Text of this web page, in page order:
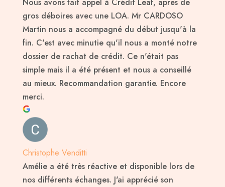
gros déboires avec une LOA. Mr CARDOSO
Martin nous a accompagné du début jusqu'à la
fin. C'est avec minutie qu'il nous a monté notre
dossier de rachat de crédit. Ce n'était pas
simple mais il a été présent et nous a conseillé
au mieux. Recommandation garantie. Encore
merci.
Christophe Venditti
Amélie a été très réactive et disponible lors de
nos différents échanges. J'ai apprécié son